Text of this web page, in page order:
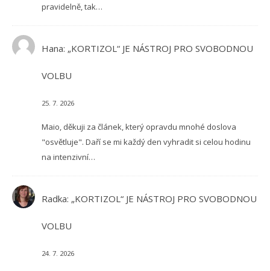
pravidelně, tak…
Hana: „KORTIZOL“ JE NÁSTROJ PRO SVOBODNOU
VOLBU
25. 7. 2026
Maio, děkuji za článek, který opravdu mnohé doslova
"osvětluje". Daří se mi každý den vyhradit si celou hodinu
na intenzivní…
Radka: „KORTIZOL“ JE NÁSTROJ PRO SVOBODNOU
VOLBU
24. 7. 2026